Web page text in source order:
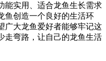
能实用、适合龙鱼生长需求
鱼创造一个良好的生活环
广大龙鱼爱好者能够牢记这
走弯路，让自己的龙鱼生活